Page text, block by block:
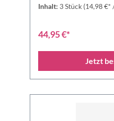
Inhalt: 3 Stück (14,98 €*
44,95 €*
Jetzt